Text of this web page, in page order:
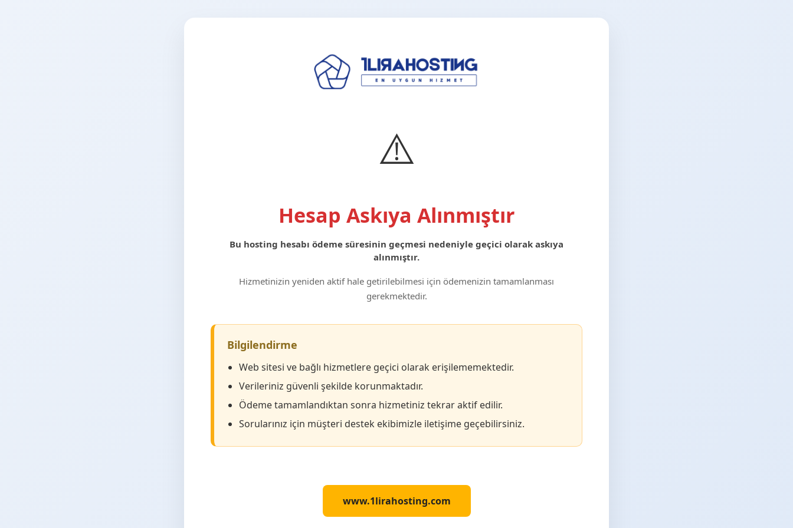
⚠️
Hesap Askıya Alınmıştır
Bu hosting hesabı ödeme süresinin geçmesi nedeniyle geçici olarak askıya
alınmıştır.
Hizmetinizin yeniden aktif hale getirilebilmesi için ödemenizin tamamlanması
gerekmektedir.
Bilgilendirme
Web sitesi ve bağlı hizmetlere geçici olarak erişilememektedir.
Verileriniz güvenli şekilde korunmaktadır.
Ödeme tamamlandıktan sonra hizmetiniz tekrar aktif edilir.
Sorularınız için müşteri destek ekibimizle iletişime geçebilirsiniz.
www.1lirahosting.com